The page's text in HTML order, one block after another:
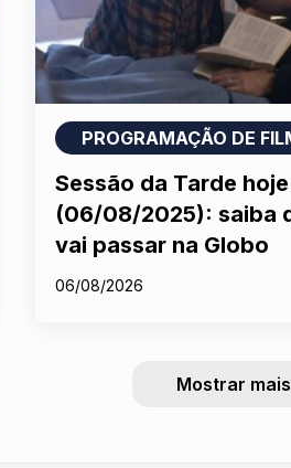
PROGRAMAÇÃO DE
Sessão da Tarde hoje
(06/08/2025): saiba
vai passar na Globo
06/08/2026
Mostrar mais